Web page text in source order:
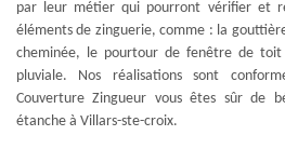
par leur métier qui pourront vérifier et
éléments de zinguerie, comme : la
cheminée, le pourtour de fenêtre de toit
pluviale. Nos réalisations sont
Couverture Zingueur vous êtes sûr de
étanche à Villars-ste-croix.